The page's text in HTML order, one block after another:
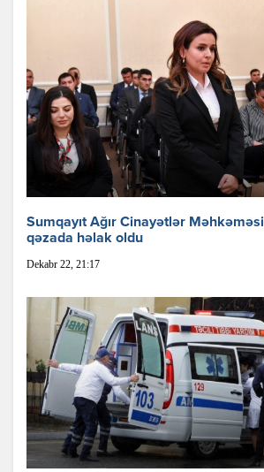
Sumqayıt Ağır Cinayətlər
qəzada həlak oldu
Dekabr 22, 21:17